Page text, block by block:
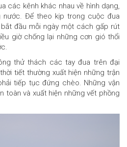
các kênh khác nhau về hình dạng,
nước. Để theo kịp trong cuộc đua
bắt đầu mỗi ngày một cách gấp rút
giờ chống lại những cơn gió thổi
thử thách các tay đua trên đại
tiết thường xuất hiện những trận
tiếp tục đứng chèo. Những vận
toàn và xuất hiện những vết phồng